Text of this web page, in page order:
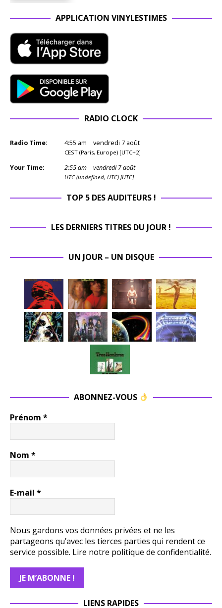
APPLICATION VINYLESTIMES
RADIO CLOCK
Radio Time: 4:55 am vendredi 7 août
CEST (Paris, Europe) [UTC+2]
Your Time: 2:55am vendredi 7 août
UTC (undefined, UTC) [UTC]
TOP 5 DES AUDITEURS !
LES DERNIERS TITRES DU JOUR !
UN JOUR – UN DISQUE
ABONNEZ-VOUS
Prénom *
Nom *
E-mail *
Nous gardons vos données privées et ne les
partageons qu’avec les tierces parties qui rendent ce
service possible. Lire notre politique de confidentialité.
LIENS RAPIDES